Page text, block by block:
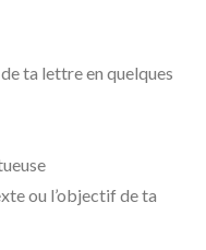
ta lettre en quelques
ou l’objectif de ta